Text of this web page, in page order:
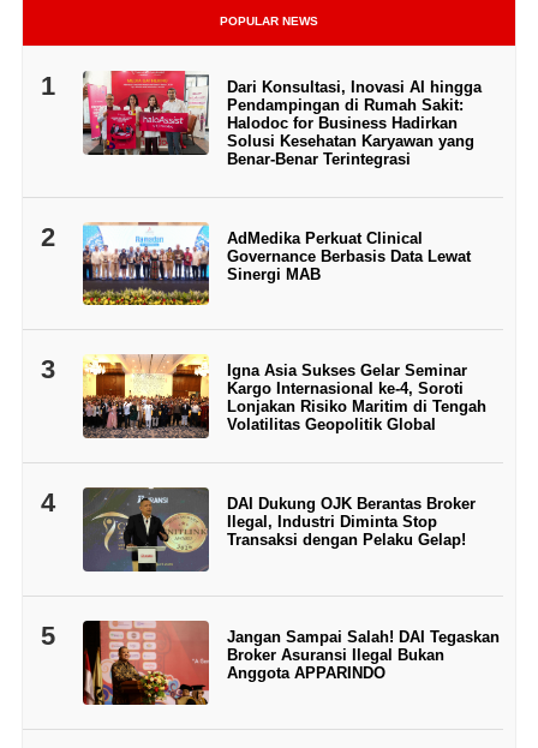
POPULAR NEWS
1
Dari Konsultasi, Inovasi AI hingga
Pendampingan di Rumah Sakit:
Halodoc for Business Hadirkan
Solusi Kesehatan Karyawan yang
Benar-Benar Terintegrasi
2
AdMedika Perkuat Clinical
Governance Berbasis Data Lewat
Sinergi MAB
3
Igna Asia Sukses Gelar Seminar
Kargo Internasional ke-4, Soroti
Lonjakan Risiko Maritim di Tengah
Volatilitas Geopolitik Global
4
DAI Dukung OJK Berantas Broker
Ilegal, Industri Diminta Stop
Transaksi dengan Pelaku Gelap!
5
Jangan Sampai Salah! DAI Tegaskan
Broker Asuransi Ilegal Bukan
Anggota APPARINDO